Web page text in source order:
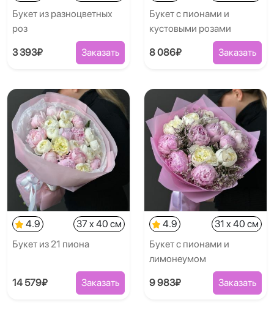
Букет из разноцветных
роз
3 393₽ Заказать
Букет с пионами и
кустовыми розами
8 086₽ Заказать
4.9
37 x 40 см
Букет из 21 пиона
14 579₽ Заказать
4.9
31 x 40 см
Букет с пионами и
лимонеумом
9 983₽ Заказать